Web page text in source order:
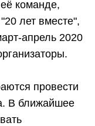
команде,
лет вместе",
апрель 2020
провести
В ближайшее